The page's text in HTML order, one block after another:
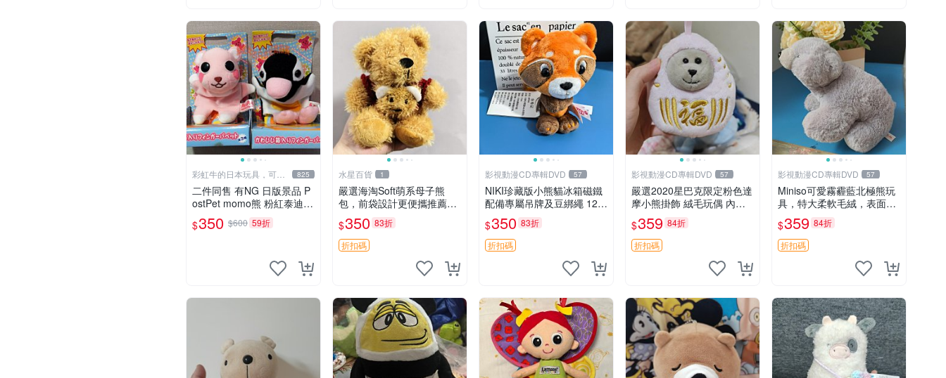
彩虹牛的日本玩具，可7
取付
825
二件同售 有NG 日版景品 P
ostPet momo熊 粉紅泰迪熊
妹妹 comomo 企鵝 娃娃 布
偶 手指頭 娃娃
$350 $600 59折
水星百貨 1
嚴選海淘Soft萌系母子熊
包，前袋設計更便攜推薦收
藏 母子熊 軟綿綿 包包
$350 83折
折扣碼
影視動漫CD專輯DVD 57
NIKI珍藏版小熊貓冰箱磁鐵
配備專屬吊牌及豆綁繩 12c
m 廢品嚴選 好評推薦 小熊
貓冰箱貼 磁鐵掛件 冰箱飾
品
$350 83折
折扣碼
影視動漫CD專輯DVD 57
嚴選2020星巴克限定粉色達
摩小熊掛飾 絨毛玩偶 內裡
小熊 可愛 御用伴侶 默認微
暇 售後自理 小熊掛飾 星巴
克 限量版
$359 84折
折扣碼
影視動漫CD專輯DVD 57
Miniso可愛霧霾藍北極熊玩
具，特大柔軟毛絨，表面稍
有使用痕跡，適合居家擺放
23CM 毛絨玩具 北極熊 魯
班熊
$359 84折
折扣碼